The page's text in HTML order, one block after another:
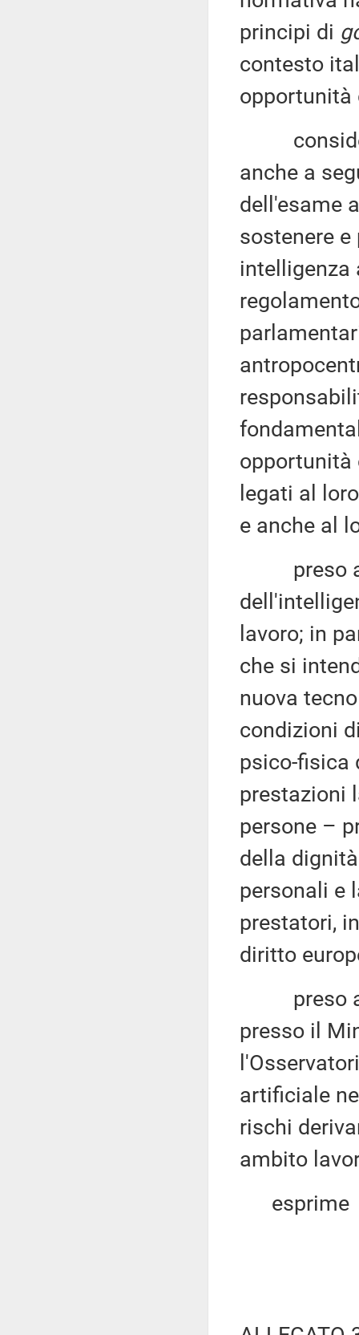
principi di
contesto
opportunità
anche a
dell'esame
sostenere
intelligenza
opportunità
legati al
e anche al
preso
lavoro; in
che si
nuova
condizioni
psico-fisica
prestazioni
persone –
della
personali e
prestatori,
diritto
preso
presso il
artificiale
rischi
ambito
esprime